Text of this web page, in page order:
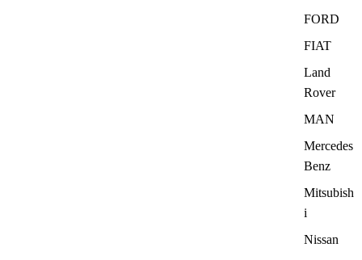
FORD
FIAT
Land
Rover
MAN
Mercedes
Benz
Mitsubish
i
Nissan